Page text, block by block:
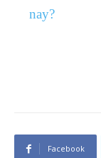
nay?
Facebook